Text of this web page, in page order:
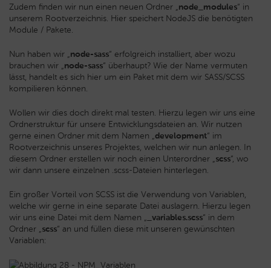
Zudem finden wir nun einen neuen Ordner „node_modules“ in
unserem Rootverzeichnis. Hier speichert NodeJS die benötigten
Module / Pakete.
Nun haben wir „node-sass“ erfolgreich installiert, aber wozu
brauchen wir „node-sass“ überhaupt? Wie der Name vermuten
lässt, handelt es sich hier um ein Paket mit dem wir SASS/SCSS
kompilieren können.
Wollen wir dies doch direkt mal testen. Hierzu legen wir uns eine
Ordnerstruktur für unsere Entwicklungsdateien an. Wir nutzen
gerne einen Ordner mit dem Namen „development“ im
Rootverzeichnis unseres Projektes, welchen wir nun anlegen. In
diesem Ordner erstellen wir noch einen Unterordner „scss“, wo
wir dann unsere einzelnen .scss-Dateien hinterlegen.
Ein großer Vorteil von SCSS ist die Verwendung von Variablen,
welche wir gerne in eine separate Datei auslagern. Hierzu legen
wir uns eine Datei mit dem Namen „ _variables.scss“ in dem
Ordner „scss“ an und füllen diese mit unseren gewünschten
Variablen: